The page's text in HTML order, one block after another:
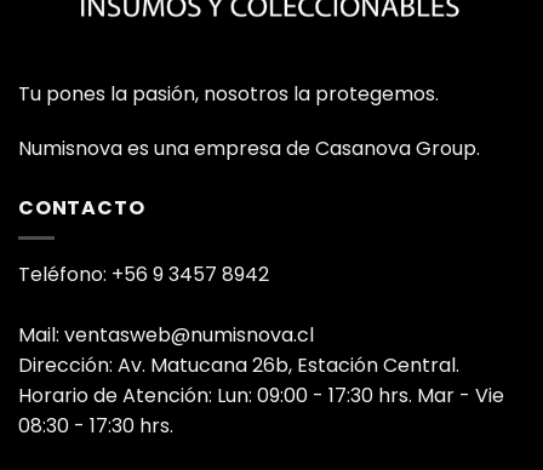
Tu pones la pasión, nosotros la protegemos.
Numisnova es una empresa de Casanova Group.
CONTACTO
Teléfono: +56 9 3457 8942
Mail: ventasweb@numisnova.cl
Dirección: Av. Matucana 26b, Estación Central.
Horario de Atención: Lun: 09:00 - 17:30 hrs. Mar - Vie
08:30 - 17:30 hrs.